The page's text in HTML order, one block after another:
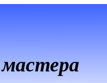
мастера